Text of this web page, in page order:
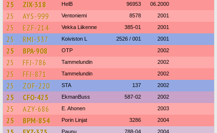
25 ZIX-318 HelB 96953 06.2000
25 AYS-999 Ventoniemi 8578 2001
25 EZF-214 Vekka Liikenne 385-01 2001
25 RMI-337 Koiviston L 2526 / 001 2001
25 BPA-908 OTP 2002
25 FFJ-786 Tammelundin 2002
25 FFJ-871 Tammelundin 2002
25 ZOF-220 STA 137 2002
25 CFO-425 EkmanBuss 587-02 2002
25 AZY-686 E. Ahonen 2003
25 BPM-854 Porin Linjat 3286 2004
Paunu 788-04 2004